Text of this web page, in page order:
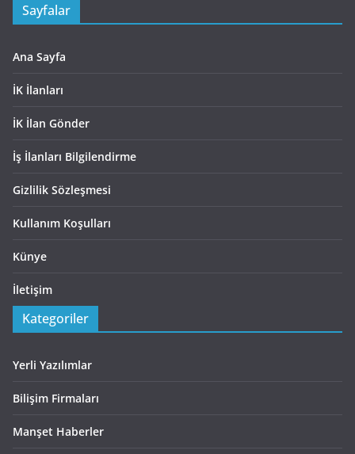
Sayfalar
Ana Sayfa
İK İlanları
İK İlan Gönder
İş İlanları Bilgilendirme
Gizlilik Sözleşmesi
Kullanım Koşulları
Künye
İletişim
Kategoriler
Yerli Yazılımlar
Bilişim Firmaları
Manşet Haberler